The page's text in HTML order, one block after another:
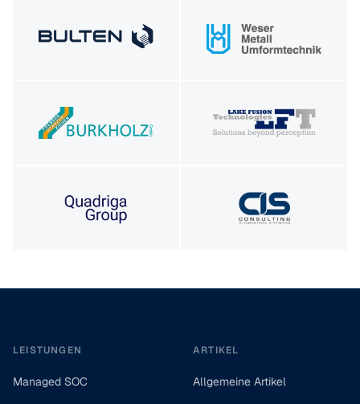
LEISTUNGEN
Managed SOC
ARTIKEL
Allgemeine Artikel